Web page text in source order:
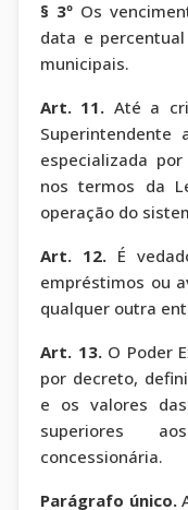
§ 3ºOs
data e
municipais.
Art. 11. Até a
Superintendente
especializada
nos termos da
operação do
Art. 12.É
empréstimos ou
qualquer outra
Art. 13.O Poder
por decreto,
e os valores
superiores
concessionária.
Parágrafo único.